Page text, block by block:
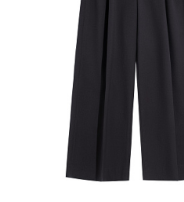
Добавить в корзину
40 44